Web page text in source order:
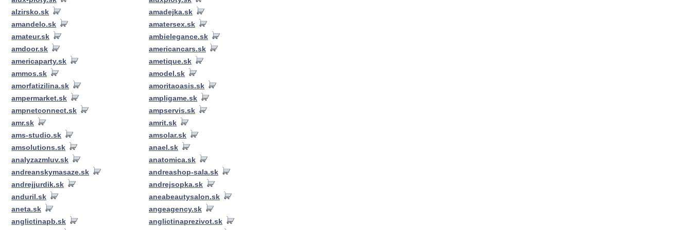
alzirsko.sk
amadejka.sk
amandelo.sk
amatersex.sk
amateur.sk
ambielegance.sk
amdoor.sk
americancars.sk
americaparty.sk
ametique.sk
ammos.sk
amodel.sk
amorfatizilina.sk
amoritaoasis.sk
ampermarket.sk
ampligame.sk
ampnetconnect.sk
ampservis.sk
amr.sk
amrit.sk
ams-studio.sk
amsolar.sk
amsolutions.sk
anael.sk
analyzazmluv.sk
anatomica.sk
andreanskymasaze.sk
andreashop-sala.sk
andrejjurdik.sk
andrejsopka.sk
anduril.sk
aneabeautysalon.sk
aneta.sk
angeagency.sk
anglictinapb.sk
anglictinaprezivot.sk